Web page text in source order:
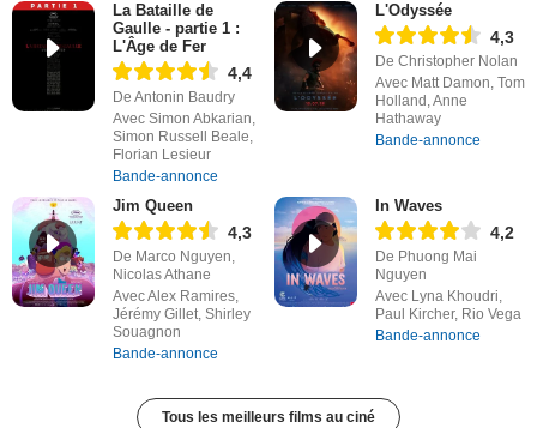
La Bataille de
Gaulle - partie 1 :
L'Âge de Fer
4,4
De Antonin Baudry
Avec Simon Abkarian,
Simon Russell Beale,
Florian Lesieur
Bande-annonce
L'Odyssée
4,3
De Christopher Nolan
Avec Matt Damon, Tom
Holland, Anne
Hathaway
Bande-annonce
Jim Queen
4,3
De Marco Nguyen,
Nicolas Athane
Avec Alex Ramires,
Jérémy Gillet, Shirley
Souagnon
Bande-annonce
In Waves
4,2
De Phuong Mai
Nguyen
Avec Lyna Khoudri,
Paul Kircher, Rio Vega
Bande-annonce
Tous les meilleurs films au ciné